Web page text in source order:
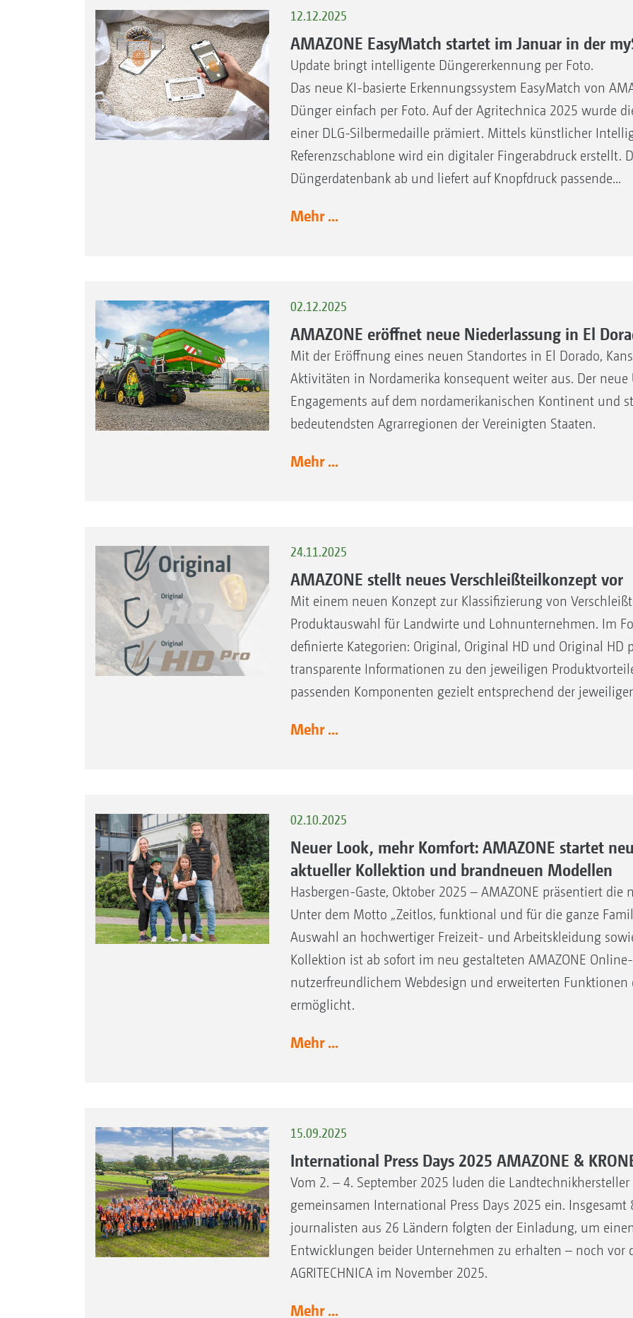
12.12.2025
AMAZONE EasyMatch startet im Januar in der
Update bringt intelligente Düngererkennung per Foto.
Das neue KI-basierte Erkennungssystem EasyMatch von
Dünger einfach per Foto. Auf der Agritechnica 2025 wurde
einer DLG-Silbermedaille prämiert. Mittels künstlicher
Referenzschablone wird ein digitaler Fingerabdruck erstellt.
Düngerdatenbank ab und liefert auf Knopfdruck passende...
Mehr ...
02.12.2025
AMAZONE eröffnet neue Niederlassung in El
Mit der Eröffnung eines neuen Standortes in El Dorado,
Aktivitäten in Nordamerika konsequent weiter aus. Der
Engagements auf dem nordamerikanischen Kontinent und
bedeutendsten Agrarregionen der Vereinigten Staaten.
Mehr ...
24.11.2025
AMAZONE stellt neues Verschleißteilkonzept vor
Mit einem neuen Konzept zur Klassifizierung von
Produktauswahl für Landwirte und Lohnunternehmen. Im
definierte Kategorien: Original, Original HD und Original HD
transparente Informationen zu den jeweiligen
passenden Komponenten gezielt entsprechend der
Mehr ...
02.10.2025
Neuer Look, mehr Komfort: AMAZONE startet
aktueller Kollektion und brandneuen Modellen
Hasbergen-Gaste, Oktober 2025 – AMAZONE präsentiert
Unter dem Motto „Zeitlos, funktional und für die ganze
Auswahl an hochwertiger Freizeit- und Arbeitskleidung
Kollektion ist ab sofort im neu gestalteten AMAZONE
nutzerfreundlichem Webdesign und erweiterten Funktionen
ermöglicht.
Mehr ...
15.09.2025
International Press Days 2025 AMAZONE &
Vom 2. – 4. September 2025 luden die Landtechnikhersteller
gemeinsamen International Press Days 2025 ein.
journalisten aus 26 Ländern folgten der Einladung, um
Entwicklungen beider Unternehmen zu erhalten – noch vor
AGRITECHNICA im November 2025.
Mehr ...